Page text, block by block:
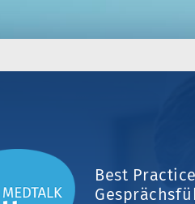
Best